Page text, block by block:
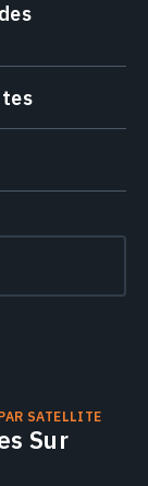
SATELLITE
Sur